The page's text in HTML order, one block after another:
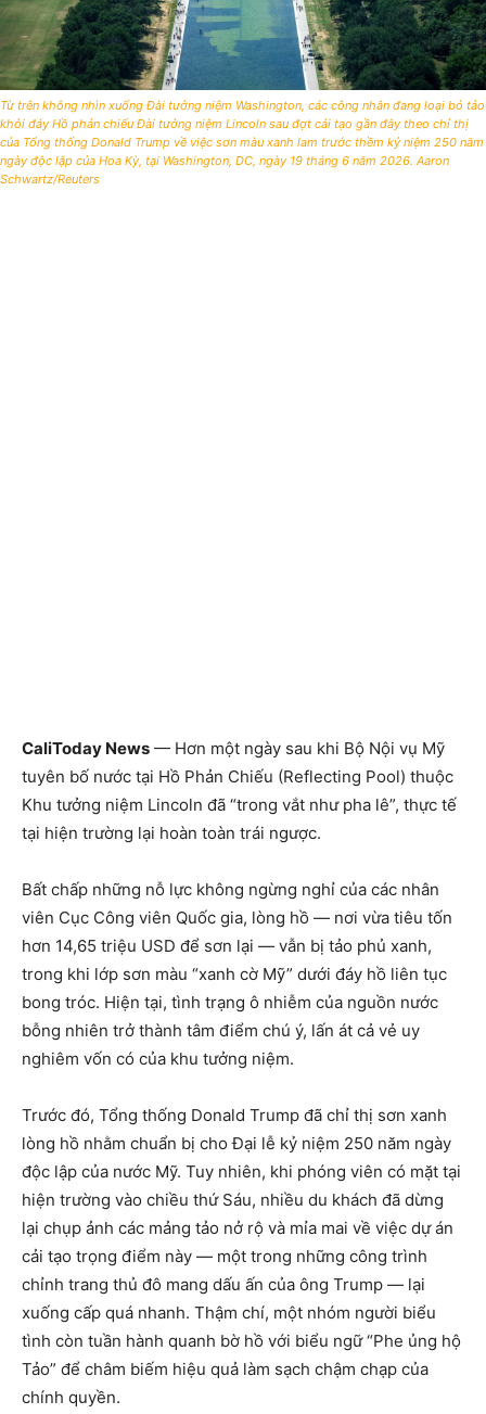
Từ trên không nhìn xuống Đài tưởng niệm Washington, các công nhân đang loại bỏ tảo
khỏi đáy Hồ phản chiếu Đài tưởng niệm Lincoln sau đợt cải tạo gần đây theo chỉ thị
của Tổng thống Donald Trump về việc sơn màu xanh lam trước thềm kỷ niệm 250 năm
ngày độc lập của Hoa Kỳ, tại Washington, DC, ngày 19 tháng 6 năm 2026. Aaron
Schwartz/Reuters
CaliToday News — Hơn một ngày sau khi Bộ Nội vụ Mỹ
tuyên bố nước tại Hồ Phản Chiếu (Reflecting Pool) thuộc
Khu tưởng niệm Lincoln đã “trong vắt như pha lê”, thực tế
tại hiện trường lại hoàn toàn trái ngược.
Bất chấp những nỗ lực không ngừng nghỉ của các nhân
viên Cục Công viên Quốc gia, lòng hồ — nơi vừa tiêu tốn
hơn 14,65 triệu USD để sơn lại — vẫn bị tảo phủ xanh,
trong khi lớp sơn màu “xanh cờ Mỹ” dưới đáy hồ liên tục
bong tróc. Hiện tại, tình trạng ô nhiễm của nguồn nước
bỗng nhiên trở thành tâm điểm chú ý, lấn át cả vẻ uy
nghiêm vốn có của khu tưởng niệm.
Trước đó, Tổng thống Donald Trump đã chỉ thị sơn xanh
lòng hồ nhằm chuẩn bị cho Đại lễ kỷ niệm 250 năm ngày
độc lập của nước Mỹ. Tuy nhiên, khi phóng viên có mặt tại
hiện trường vào chiều thứ Sáu, nhiều du khách đã dừng
lại chụp ảnh các mảng tảo nở rộ và mỉa mai về việc dự án
cải tạo trọng điểm này — một trong những công trình
chỉnh trang thủ đô mang dấu ấn của ông Trump — lại
xuống cấp quá nhanh. Thậm chí, một nhóm người biểu
tình còn tuần hành quanh bờ hồ với biểu ngữ “Phe ủng hộ
Tảo” để châm biếm hiệu quả làm sạch chậm chạp của
chính quyền.